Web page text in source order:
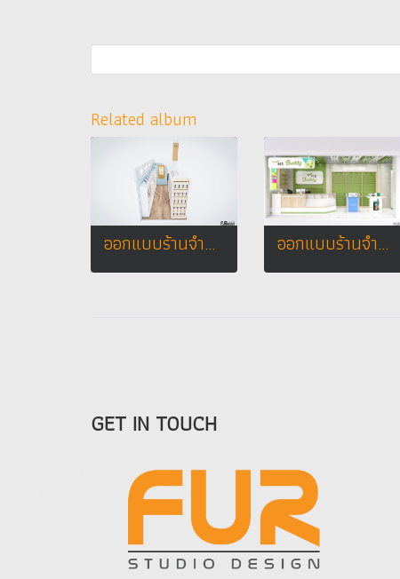
Related album
ออกแบบร้านจำหน่ายมือถือ ร้านโฟนโฟน เทสโก้โลตัส อำเภอเสนา จังหวัดพระนครศรีอยุธยา ออกแบบร้านจำหน่ายมือถือ Ais buddy เทสโก้โลตัส อ.ปักธงชัย จ.นครราชสีมา
GET IN TOUCH